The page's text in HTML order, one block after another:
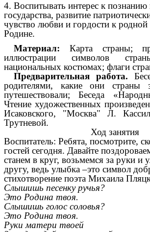
4. Воспитывать интерес к
государства, развитие
чувство любви и гордости к родной
Родине.
Материал: Карта страны;
иллюстрации символов
национальных костюмах; флаги
Предварительная работа.
родителями, какие они страны
путешествовали; Беседа
Чтение художественных
Исаковского, "Москва" Л.
Трутневой.
Ход занятия
Воспитатель: Ребята, посмотрите,
гостей сегодня. Давайте
станем в круг, возьмемся за руки и
другу, ведь улыбка –это символ
стихотворение поэта Михаила
Слышишь песенку ручья?
Это Родина твоя.
Слышишь голос соловья?
Это Родина твоя.
Руки матери твоей